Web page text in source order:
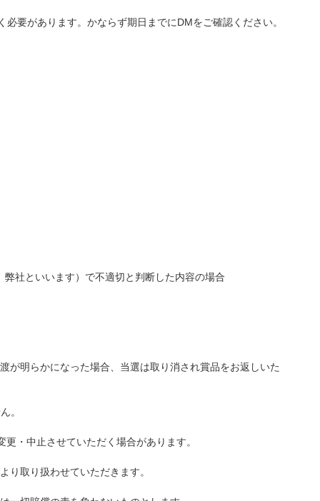
要があります。かならず期日までにDMをご確認ください。
社といいます）で不適切と判断した内容の場合
明らかになった場合、当選は取り消され賞品をお返しいた
。
・中止させていただく場合があります。
り取り扱わせていただきます。